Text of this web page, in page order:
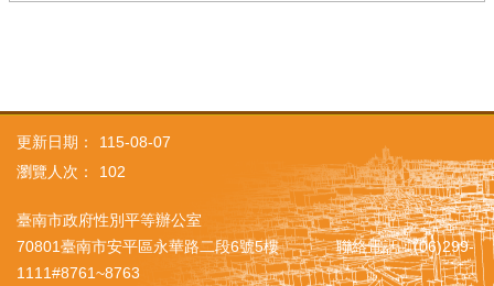
更新日期：
115-08-07
瀏覽人次：
102
臺南市政府性別平等辦公室
70801臺南市安平區永華路二段6號5樓 聯絡電話：(06)299-
1111#8761~8763